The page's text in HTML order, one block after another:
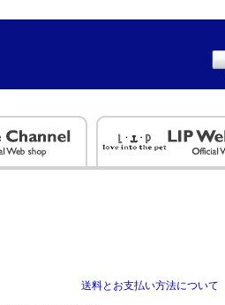
送料とお支払い方法について